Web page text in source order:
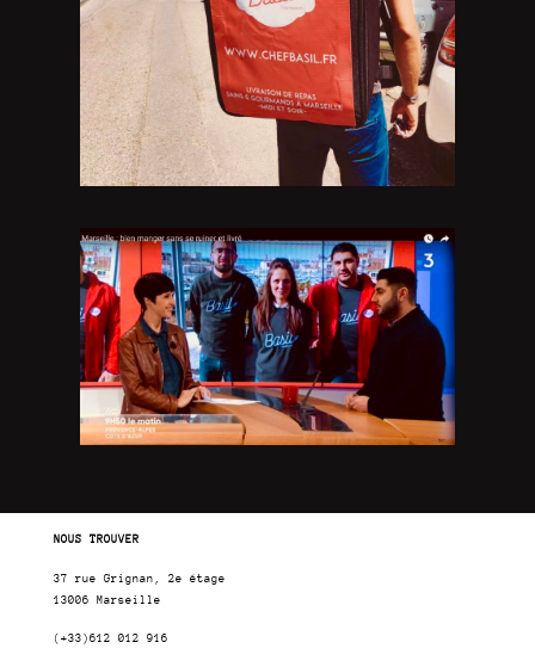
NOUS TROUVER
37 rue Grignan, 2e étage
13006 Marseille
(+33)612 012 916